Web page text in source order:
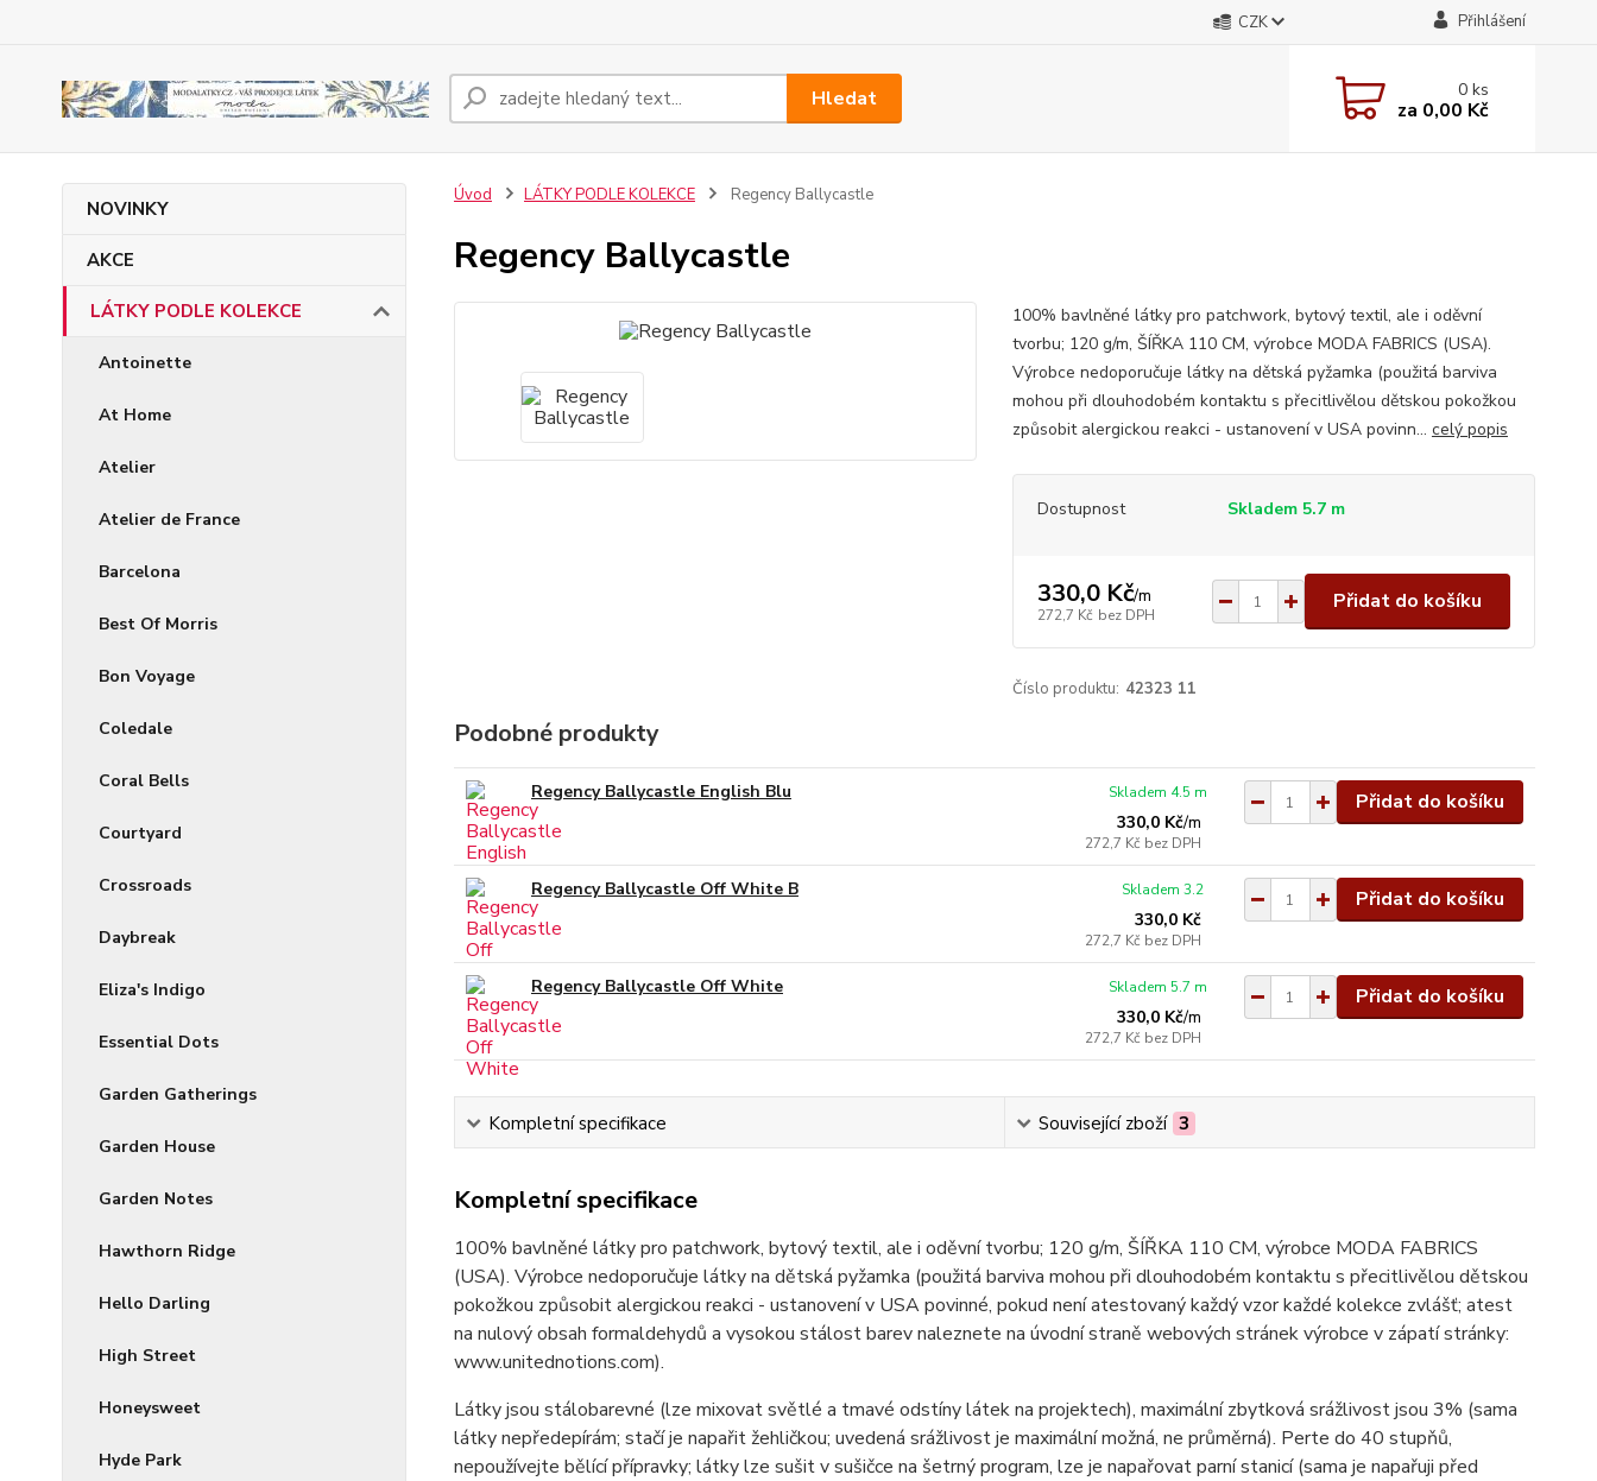
CZK Přihlášení
Hledat 0ks
za 0,00 Kč
NOVINKY
AKCE
LÁTKY PODLE KOLEKCE
Antoinette
At Home
Atelier
Atelier de France
Barcelona
Best Of Morris
Bon Voyage
Coledale
Coral Bells
Courtyard
Crossroads
Daybreak
Eliza's Indigo
Essential Dots
Garden Gatherings
Garden House
Garden Notes
Hawthorn Ridge
Hello Darling
High Street
Honeysweet
Hyde Park
Úvod LÁTKY PODLE KOLEKCE Regency Ballycastle
Regency Ballycastle
100% bavlněné látky pro patchwork, bytový textil, ale i oděvní
tvorbu; 120 g/m, ŠÍŘKA 110 CM, výrobce MODA FABRICS (USA).
Výrobce nedoporučuje látky na dětská pyžamka (použitá barviva
mohou při dlouhodobém kontaktu s přecitlivělou dětskou pokožkou
způsobit alergickou reakci - ustanovení v USA povinn... celý popis
Dostupnost Skladem 5.7 m
330,0 Kč/m
272,7 Kč bez DPH
Přidat do košíku
Číslo produktu: 42323 11
Podobné produkty
Regency Ballycastle English Blu
330,0 Kč/m
272,7 Kč bez DPH
Skladem 4.5 m Přidat do košíku
Regency Ballycastle Off White B
330,0 Kč
272,7 Kč bez DPH
Skladem 3.2 Přidat do košíku
Regency Ballycastle Off White
330,0 Kč/m
272,7 Kč bez DPH
Skladem 5.7 m Přidat do košíku
Kompletní specifikace Související zboží 3
Kompletní specifikace
100% bavlněné látky pro patchwork, bytový textil, ale i oděvní tvorbu; 120 g/m, ŠÍŘKA 110 CM, výrobce MODA FABRICS
(USA). Výrobce nedoporučuje látky na dětská pyžamka (použitá barviva mohou při dlouhodobém kontaktu s přecitlivělou dětskou
pokožkou způsobit alergickou reakci - ustanovení v USA povinné, pokud není atestovaný každý vzor každé kolekce zvlášť; atest
na nulový obsah formaldehydů a vysokou stálost barev naleznete na úvodní straně webových stránek výrobce v zápatí stránky:
www.unitednotions.com).
Látky jsou stálobarevné (lze mixovat světlé a tmavé odstíny látek na projektech), maximální zbytková srážlivost jsou 3% (sama
látky nepředepírám; stačí je napařit žehličkou; uvedená srážlivost je maximální možná, ne průměrná). Perte do 40 stupňů,
nepoužívejte bělící přípravky; látky lze sušit v sušičce na šetrný program, lze je napařovat parní stanicí (sama je napařuji před